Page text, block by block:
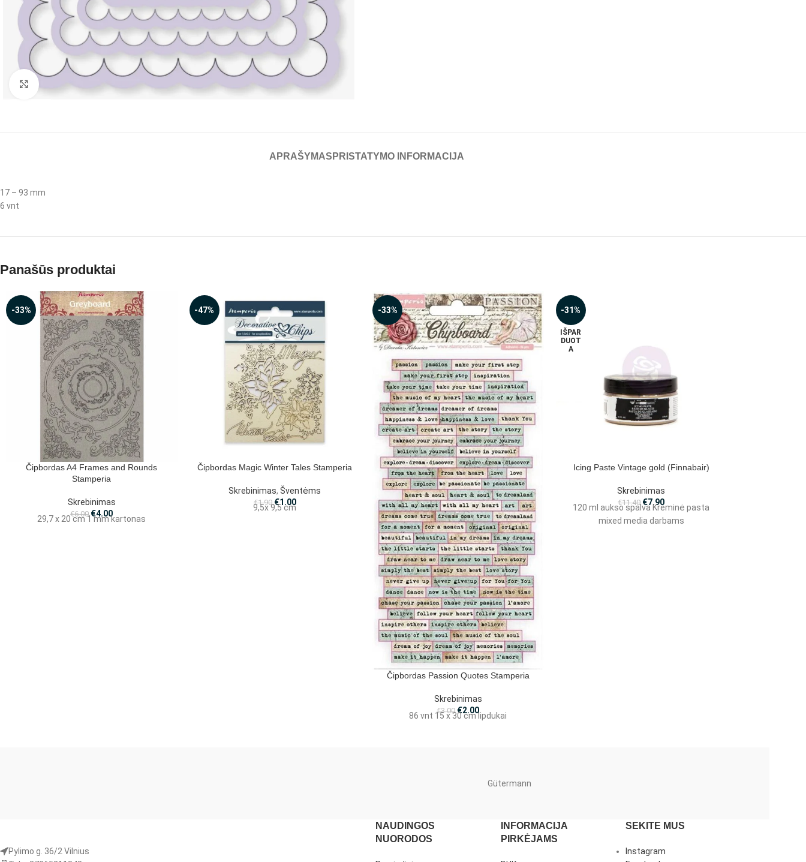
APRAŠYMAS PRISTATYMO INFORMACIJA
17 – 93 mm
6 vnt
Panašūs produktai
-33%
Čipbordas A4 Frames and Rounds
Stamperia
Skrebinimas
€6.00 €4.00
29,7 x 20 cm 1 mm kartonas
-47%
Čipbordas Magic Winter Tales Stamperia
Skrebinimas,Šventėms
€1.90 €1.00
9,5x 9,5 cm
-33%
Čipbordas Passion Quotes Stamperia
Skrebinimas
€3.00 €2.00
86 vnt 15 x 30 cm lipdukai
-31%
IŠPAR
DUOT
A
Icing Paste Vintage gold (Finnabair)
Skrebinimas
€11.40 €7.90
120 ml aukso spalva Kreminė pasta
mixed media darbams
Gütermann
Pylimo g. 36/2 Vilnius
NAUDINGOS
NUORODOS
INFORMACIJA
PIRKĖJAMS
SEKITE MUS
Instagram